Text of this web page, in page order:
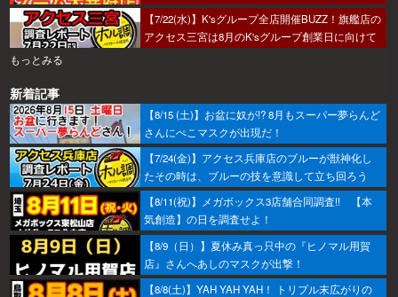
【7/22(水)】K'sグループ全店開催BUZZ！旗艦店の
アクセス三宮は8月のK'sグループ創業日に向けて
もっとみる
新着記事
【8/15 (土)】お盆に奴が!? 8月もスーパー夢らんど
さんにぺこマスクが出現だ！
【7/24(金)】アクセス兵庫店のブルーが獣神化し
たその時は、ブルーの技を意識して立ち回ろう
ぞ！
【8/11(祝)】メガボックス3店舗合同調査!! 【本
気創造】の日を調査せよ！
【8/9（日）】夏休み真っ只中の『ヒノマル用賀
店』さんへあしのマスクが出撃！
【8/8(土)】YAH YAH YAH！ トリプル末広がりの